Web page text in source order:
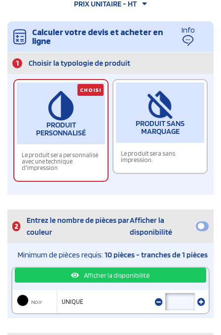
PRIX UNITAIRE - HT
Calculer votre devis et acheter en
ligne
Info
1 Choisir la typologie de produit
PRODUIT
PERSONNALISÉ
Le produit sera personnalisé
avec une technique
d'impression
CHOISI
PRODUIT SANS
MARQUAGE
Le produit sera sans
impression.
2
Entrez le nombre de pièces par
couleur
Afficher la
disponibilité
Minimum de pièces requis: 10 pièces - tranches de 1 pièces
Afficher la disponibilité
Noir UNIQUE